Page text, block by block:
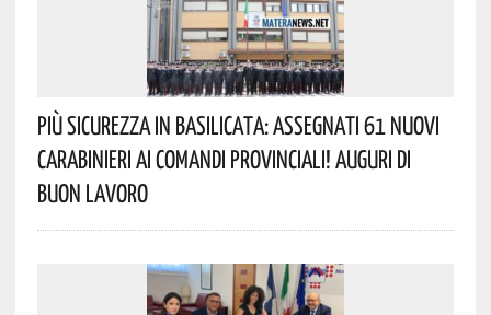
Più Sicurezza In Basilicata: Assegnati 61 Nuovi
Carabinieri Ai Comandi Provinciali! Auguri Di
Buon Lavoro